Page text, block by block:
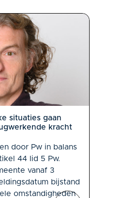
situaties gaan
kracht
door Pw in balans
44 lid 5 Pw.
vanaf 3
bijstand
omstandigheden